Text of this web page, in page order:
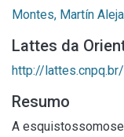
Montes, Martín
Lattes da
http://
Resumo
A